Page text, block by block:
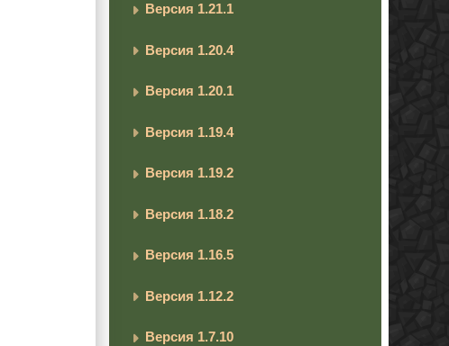
Версия 1.21.1
Версия 1.20.4
Версия 1.20.1
Версия 1.19.4
Версия 1.19.2
Версия 1.18.2
Версия 1.16.5
Версия 1.12.2
Версия 1.7.10